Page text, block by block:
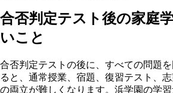
合否判定テスト後の家庭
いこと
合否判定テストの後に、すべての問題
ると、通常授業、宿題、復習テスト、
の両立が難しくなります。浜学園の学